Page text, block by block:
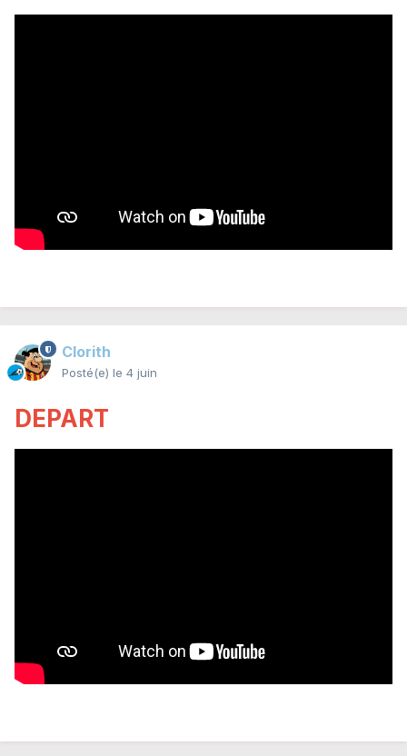
Clorith
Posté(e) le 4 juin
DEPART